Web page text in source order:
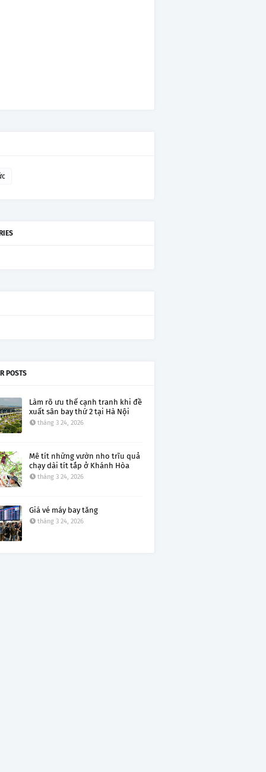
POSTS
Làm rõ ưu thế cạnh tranh khi đề
xuất sân bay thứ 2 tại Hà Nội
tháng 3 24, 2026
Mê tít những vườn nho trĩu quả
chạy dài tít tắp ở Khánh Hòa
tháng 3 24, 2026
Giá vé máy bay tăng
tháng 3 24, 2026